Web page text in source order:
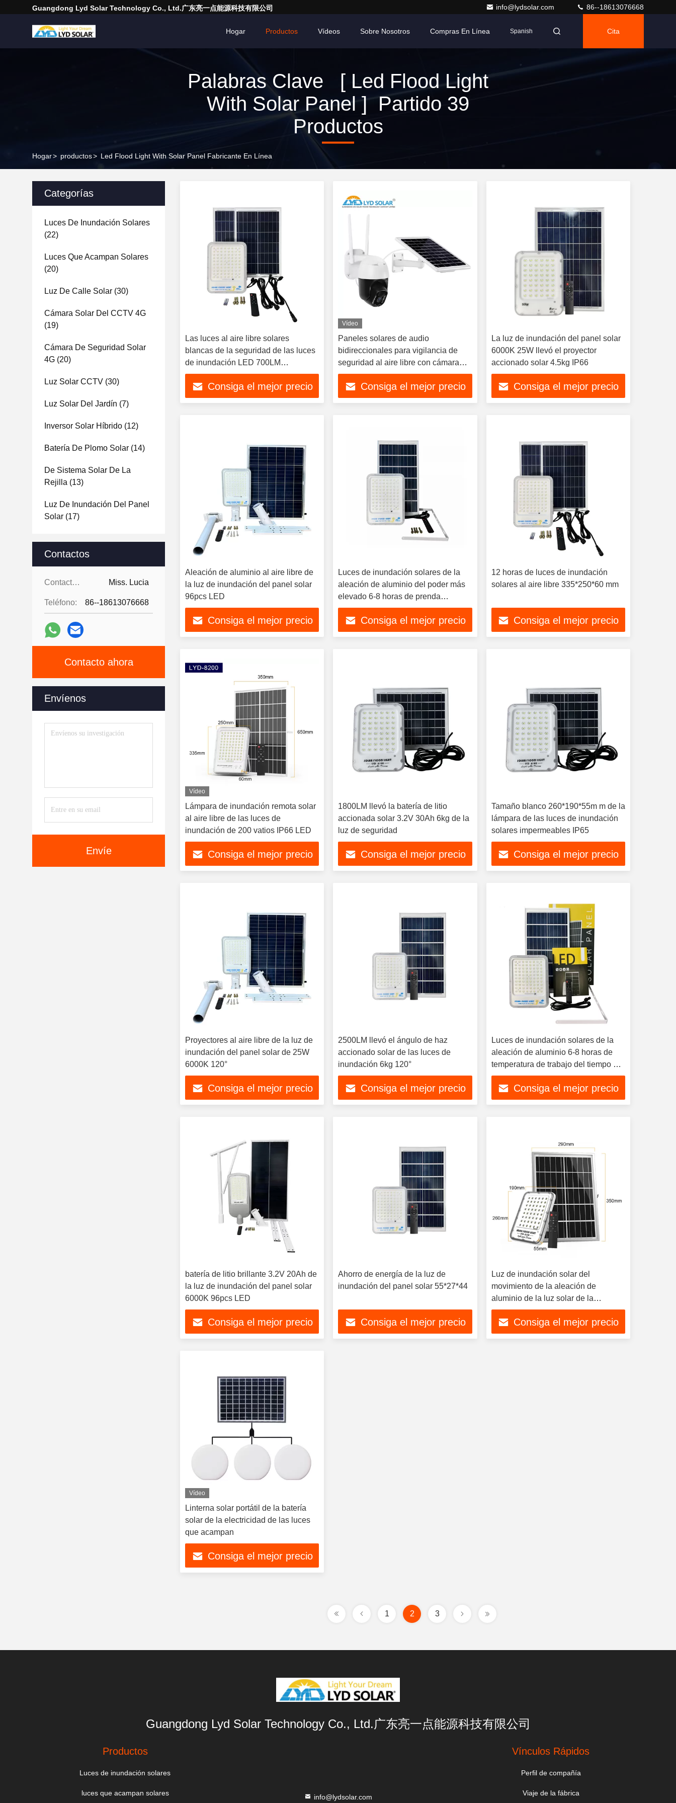
Guangdong Lyd Solar Technology Co., Ltd.广东亮一点能源科技有限公司 info@lydsolar.com 86--18613076668
Hogar Productos Vídeos Sobre Nosotros Compras En Línea Spanish Cita
Palabras Clave [ Led Flood Light
With Solar Panel ] Partido 39
Productos
Hogar> productos> Led Flood Light With Solar Panel Fabricante En Línea
Categorías
Luces De Inundación Solares
(22)
Luces Que Acampan Solares
(20)
Luz De Calle Solar (30)
Cámara Solar Del CCTV 4G
(19)
Cámara De Seguridad Solar
4G (20)
Luz Solar CCTV (30)
Luz Solar Del Jardín (7)
Inversor Solar Híbrido (12)
Batería De Plomo Solar (14)
De Sistema Solar De La
Rejilla (13)
Luz De Inundación Del Panel
Solar (17)
Contactos
Contactos: Miss. Lucia
Teléfono: 86--18613076668
Contacto ahora
Envíenos
Envíe
Las luces al aire libre solares
blancas de la seguridad de las luces
de inundación LED 700LM
impermeabilizan IP44 para la yarda
del jardínConsiga el mejor precio
Vídeo
Paneles solares de audio
bidireccionales para vigilancia de
seguridad al aire libre con cámara
solar CCTV de 2MP 4G
Consiga el mejor precio
La luz de inundación del panel solar
6000K 25W llevó el proyector
accionado solar 4.5kg IP66
Consiga el mejor precio
Aleación de aluminio al aire libre de
la luz de inundación del panel solar
96pcs LED
Consiga el mejor precio
Luces de inundación solares de la
aleación de aluminio del poder más
elevado 6-8 horas de prenda
impermeable IP65
Consiga el mejor precio
12 horas de luces de inundación
solares al aire libre 335*250*60 mm
Consiga el mejor precio
Vídeo
Lámpara de inundación remota solar
al aire libre de las luces de
inundación de 200 vatios IP66 LED
Consiga el mejor precio
1800LM llevó la batería de litio
accionada solar 3.2V 30Ah 6kg de la
luz de seguridad
Consiga el mejor precio
Tamaño blanco 260*190*55m m de la
lámpara de las luces de inundación
solares impermeables IP65
Consiga el mejor precio
Proyectores al aire libre de la luz de
inundación del panel solar de 25W
6000K 120°
Consiga el mejor precio
2500LM llevó el ángulo de haz
accionado solar de las luces de
inundación 6kg 120°
Consiga el mejor precio
Luces de inundación solares de la
aleación de aluminio 6-8 horas de
temperatura de trabajo del tiempo de
carga -20℃~60℃
Consiga el mejor precio
batería de litio brillante 3.2V 20Ah de
la luz de inundación del panel solar
6000K 96pcs LED
Consiga el mejor precio
Ahorro de energía de la luz de
inundación del panel solar 55*27*44
Consiga el mejor precio
Luz de inundación solar del
movimiento de la aleación de
aluminio de la luz solar de la
seguridad del panel monocristalino
Consiga el mejor precio
Vídeo
Linterna solar portátil de la batería
solar de la electricidad de las luces
que acampan
Consiga el mejor precio
1 2 3
Guangdong Lyd Solar Technology Co., Ltd.广东亮一点能源科技有限公司
Productos
Luces de inundación solares
luces que acampan solares info@lydsolar.com
Vínculos Rápidos
Perfil de compañía
Viaje de la fábrica